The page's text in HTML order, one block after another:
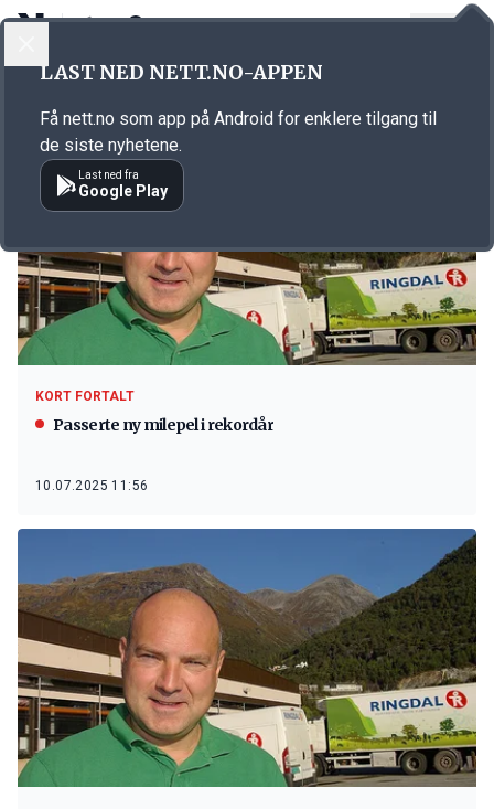
Emne: Ole Ringdal
KORT FORTALT
Passerte ny milepel i rekordår
10.07.2025 11:56
LAST NED NETT.NO-APPEN
Få nett.no som app på Android for enklere tilgang til
de siste nyhetene.
Last ned fra
Google Play